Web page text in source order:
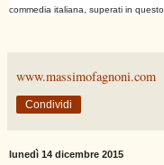
commedia italiana, superati in
www.massimofagnoni.com
Condividi
lunedì 14 dicembre 2015